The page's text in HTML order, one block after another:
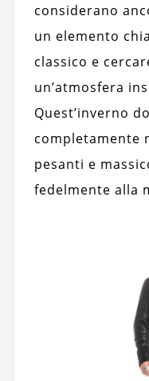
considerano
un elemento
classico e
un’atmosfera
Quest’inverno
completamente
pesanti e
fedelmente alla